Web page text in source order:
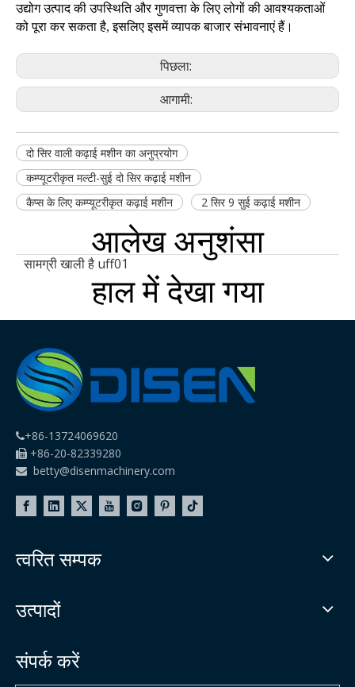
उद्योग उत्पाद की उपस्थिति और गुणवत्ता के लिए लोगों की आवश्यकताओं
को पूरा कर सकता है, इसलिए इसमें व्यापक बाजार संभावनाएं हैं।
पिछला:
आगामी:
दो सिर वाली कढ़ाई मशीन का अनुप्रयोग
कम्प्यूटरीकृत मल्टी-सुई दो सिर कढ़ाई मशीन
कैप्स के लिए कम्प्यूटरीकृत कढ़ाई मशीन
2 सिर 9 सुई कढ़ाई मशीन
आलेख अनुशंसा
सामग्री खाली है uff01
हाल में देखा गया
+86-13724069620
 +86-20-82339280
 betty@disenmachinery.com
त्वरित सम्पक
उत्पादों
संपर्क करें